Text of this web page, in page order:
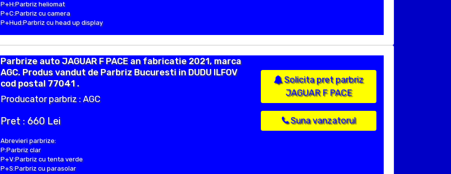
P+H:Parbriz heliomat
P+C:Parbriz cu camera
P+Hud:Parbriz cu head up display
Parbrize auto JAGUAR F PACE an fabricatie 2021, marca
AGC. Produs vandut de Parbriz Bucuresti in DUDU ILFOV
cod postal 77041 .
Producator parbriz : AGC
Pret : 660 Lei
Abrevieri parbrize:
P:Parbriz clar
P+V:Parbriz cu tenta verde
P+S:Parbriz cu parasolar
Solicita pret parbriz
JAGUAR F PACE
Suna vanzatorul